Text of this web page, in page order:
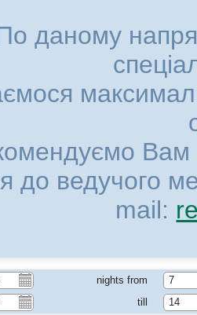
даному
Вам
до ведучого
mail:
nights from
7
till 14